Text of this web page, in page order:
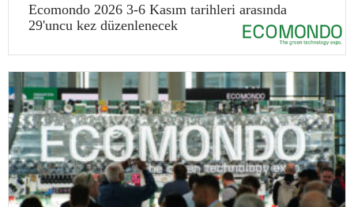
Ecomondo 2026 3-6 Kasım tarihleri arasında
29'uncu kez düzenlenecek